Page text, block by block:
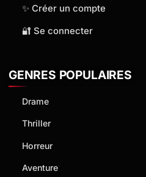
✨ Créer un compte
🔐 Se connecter
GENRES POPULAIRES
Drame
Thriller
Horreur
Aventure